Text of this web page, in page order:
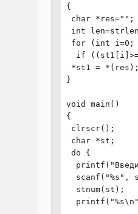
{
char *res="";
int
for (int i=0;
if
*st1 =
}
void main()
{
clrscr();
char *st;
do {
scanf("%s",
  stnum(st);